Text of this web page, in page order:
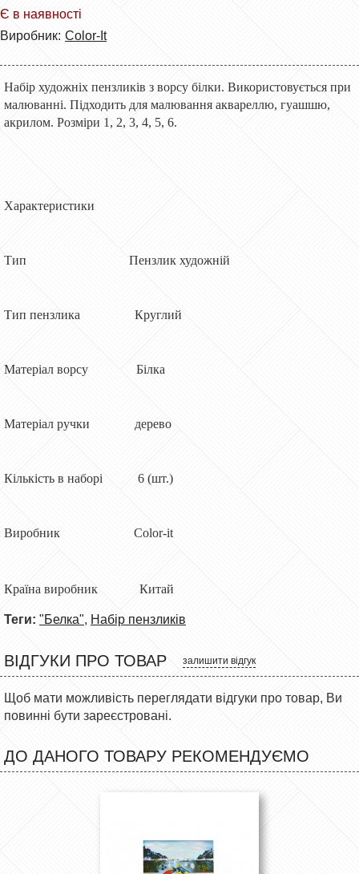
Є в наявності
Виробник: Сolor-It
Набір художніх пензликів з ворсу білки. Використовується при
малюванні. Підходить для малювання аквареллю, гуашшю,
акрилом. Розміри 1, 2, 3, 4, 5, 6.
Характеристики
Тип Пензлик художній
Тип пензлика Круглий
Матеріал ворсу Білка
Матеріал ручки дерево
Кількість в наборі 6 (шт.)
Виробник Color-it
Країна виробник Китай
Теги: "Белка", Набір пензликів
ВІДГУКИ ПРО ТОВАР залишити відгук
Щоб мати можливість переглядати відгуки про товар, Ви
повинні бути зареєстровані.
ДО ДАНОГО ТОВАРУ РЕКОМЕНДУЄМО